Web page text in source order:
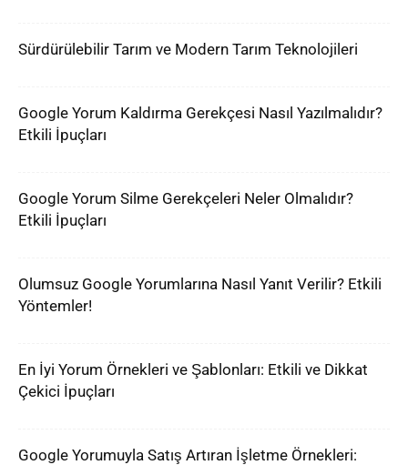
Sürdürülebilir Tarım ve Modern Tarım Teknolojileri
Google Yorum Kaldırma Gerekçesi Nasıl Yazılmalıdır?
Etkili İpuçları
Google Yorum Silme Gerekçeleri Neler Olmalıdır?
Etkili İpuçları
Olumsuz Google Yorumlarına Nasıl Yanıt Verilir? Etkili
Yöntemler!
En İyi Yorum Örnekleri ve Şablonları: Etkili ve Dikkat
Çekici İpuçları
Google Yorumuyla Satış Artıran İşletme Örnekleri: